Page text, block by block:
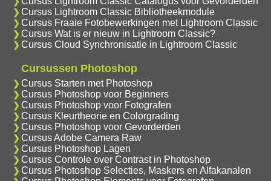
Cursus Lightroom Classic Bibliotheekmodule
Cursus Fraaie Fotobewerkingen met Lightroom Classic
Cursus Wat is er nieuw in Lightroom Classic?
Cursus Cloud Synchronisatie in Lightroom Classic
Cursussen Photoshop
Cursus Starten met Photoshop
Cursus Photoshop voor Beginners
Cursus Photoshop voor Fotografen
Cursus Kleurtheorie en Colorgrading
Cursus Photoshop voor Gevorderden
Cursus Adobe Camera Raw
Cursus Photoshop Lagen
Cursus Controle over Contrast in Photoshop
Cursus Photoshop Selecties, Maskers en Alfakanalen